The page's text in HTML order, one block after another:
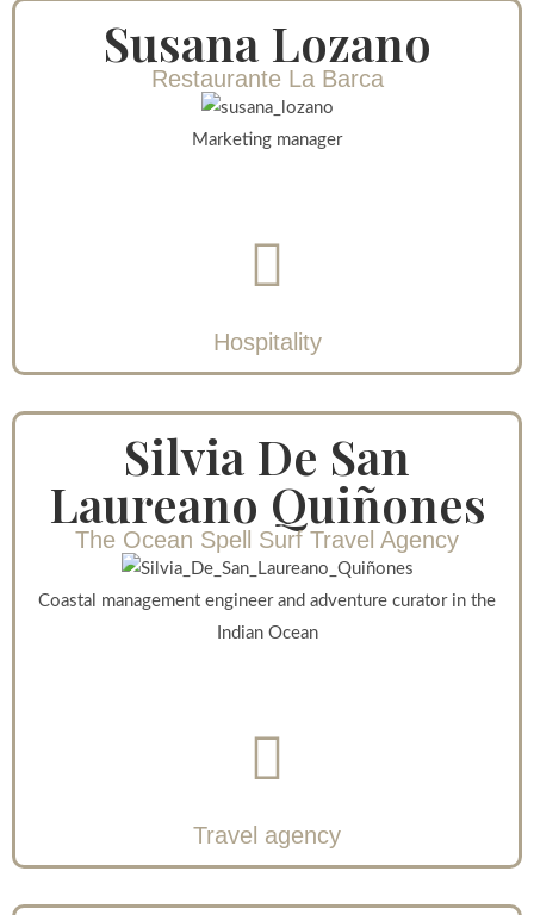
Susana Lozano
Restaurante La Barca
Marketing manager
Hospitality
Silvia De San
Laureano Quiñones
The Ocean Spell Surf Travel Agency
Coastal management engineer and adventure curator in the
Indian Ocean
Travel agency